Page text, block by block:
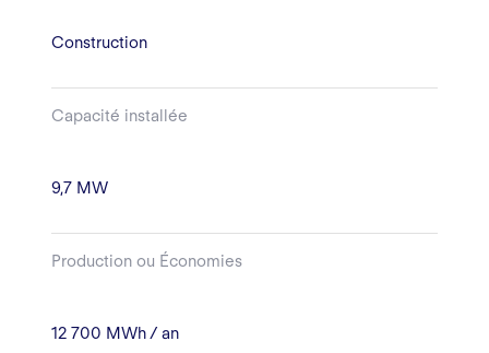
Construction
Capacité installée
9,7 MW
Production ou Économies
12 700 MWh / an